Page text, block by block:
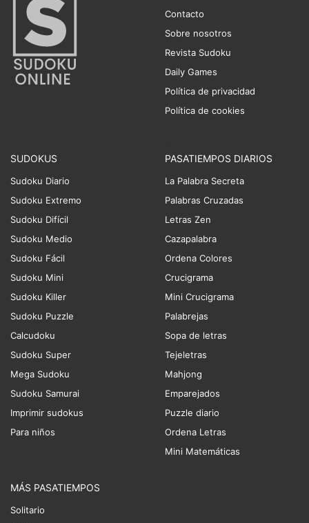
Contacto
Sobre nosotros
Revista Sudoku
Daily Games
Política de privacidad
Política de cookies
SUDOKUS
Sudoku Diario
Sudoku Extremo
Sudoku Difícil
Sudoku Medio
Sudoku Fácil
Sudoku Mini
Sudoku Killer
Sudoku Puzzle
Calcudoku
Sudoku Super
Mega Sudoku
Sudoku Samurai
Imprimir sudokus
Para niños
PASATIEMPOS DIARIOS
La Palabra Secreta
Palabras Cruzadas
Letras Zen
Cazapalabra
Ordena Colores
Crucigrama
Mini Crucigrama
Palabrejas
Sopa de letras
Tejeletras
Mahjong
Emparejados
Puzzle diario
Ordena Letras
Mini Matemáticas
MÁS PASATIEMPOS
Solitario